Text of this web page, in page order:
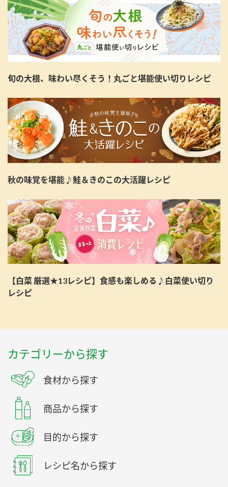
旬の大根、味わい尽くそう！丸ごと堪能使い切りレシピ
秋の味覚を堪能♪鮭＆きのこの大活躍レシピ
【白菜 厳選★13レシピ】食感も楽しめる♪白菜使い切り
レシピ
カテゴリーから探す
食材から探す
商品から探す
目的から探す
レシピ名から探す